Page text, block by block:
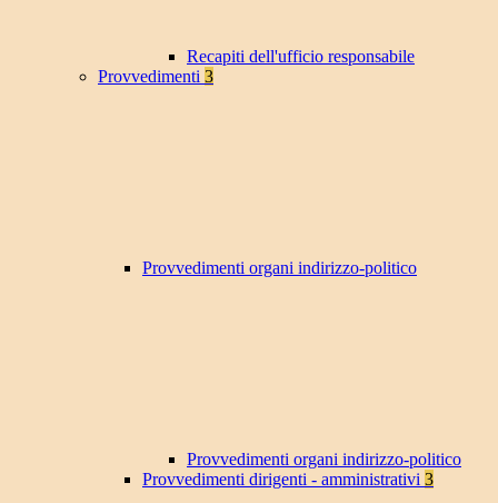
Recapiti dell'ufficio responsabile
Provvedimenti 3
Provvedimenti organi indirizzo-politico
Provvedimenti organi indirizzo-politico
Provvedimenti dirigenti - amministrativi 3